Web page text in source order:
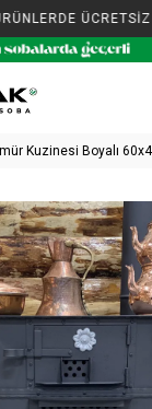
ÜCRETSİZ
Kuzinesi Boyalı